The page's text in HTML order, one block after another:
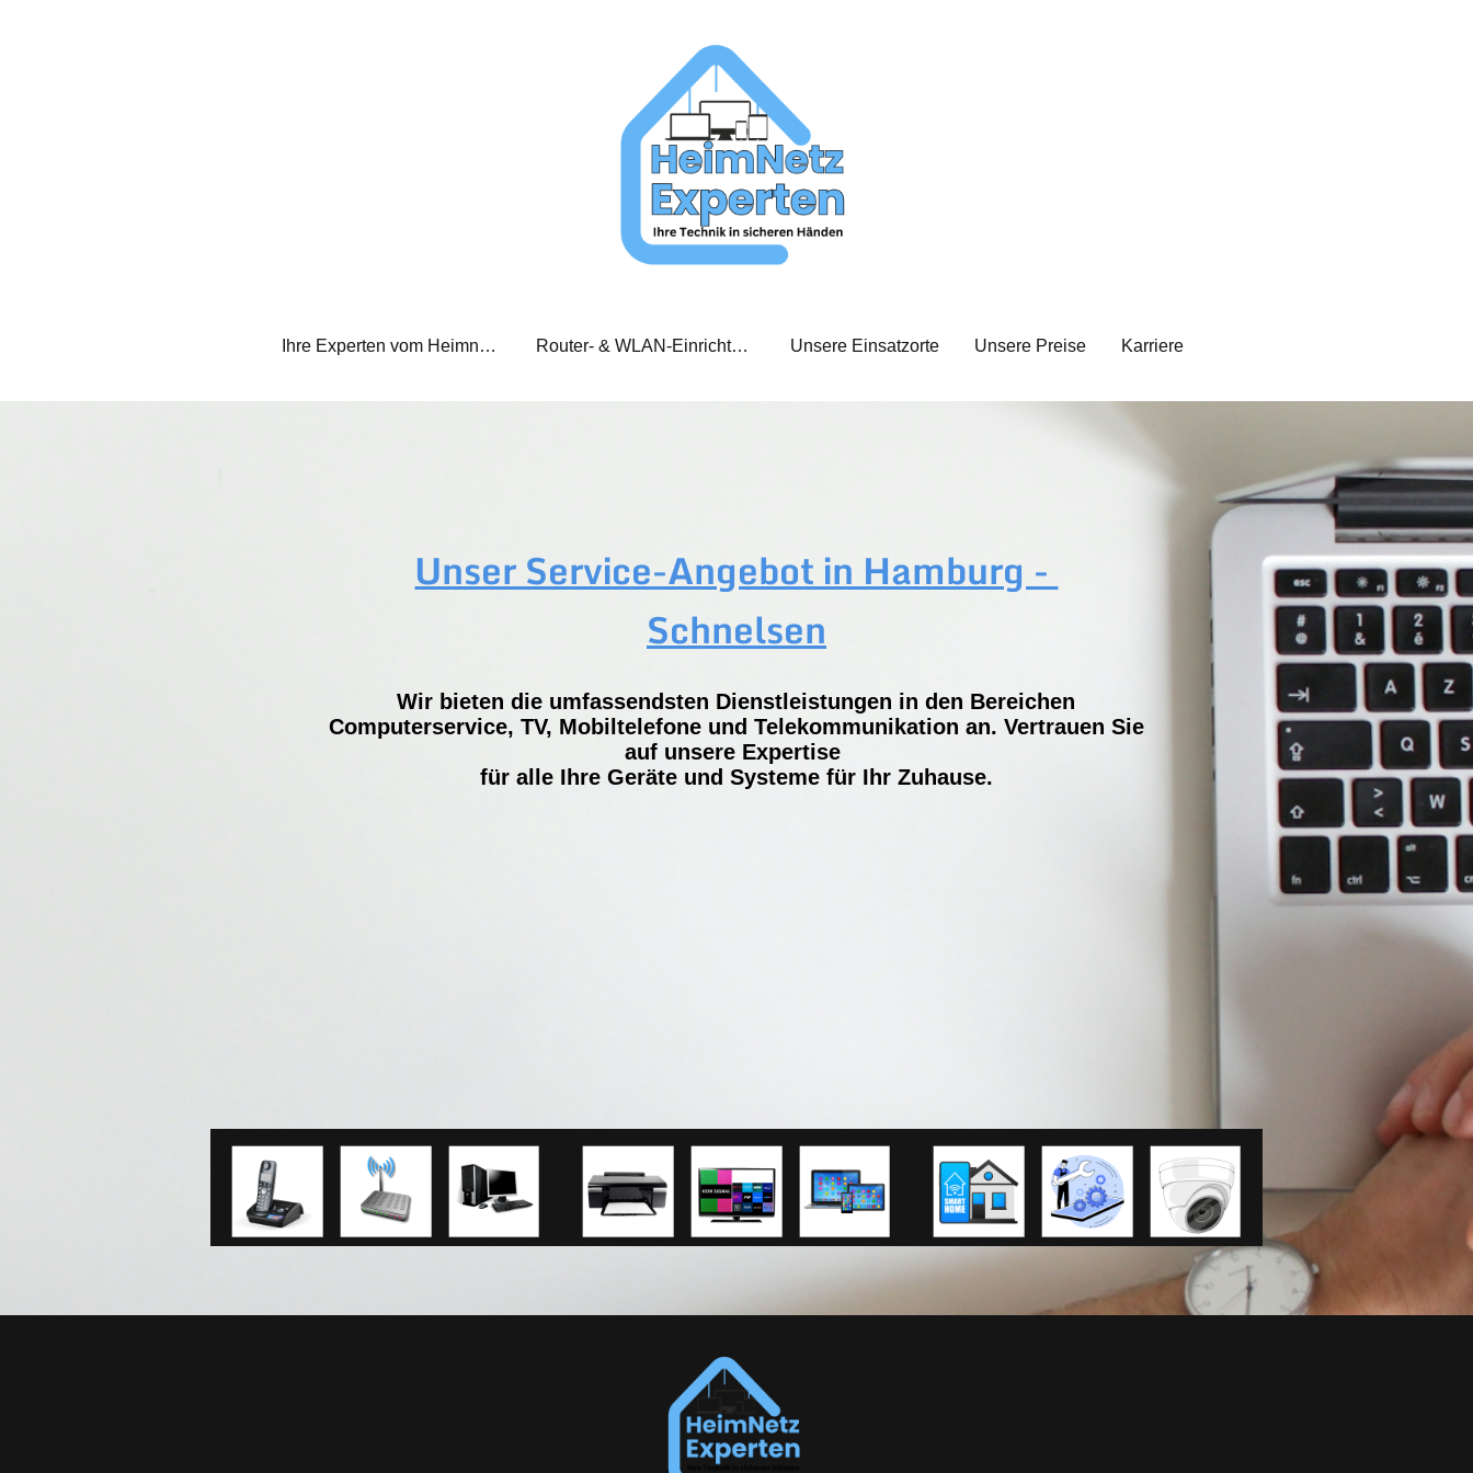
Ihre Experten vom Heimnetz Experten Team Router- & WLAN-Einrichtung Unsere Einsatzorte Unsere Preise Karriere
Unser Service-Angebot in Hamburg -
Schnelsen
Wir bieten die umfassendsten Dienstleistungen in den Bereichen
Computerservice, TV, Mobiltelefone und Telekommunikation an. Vertrauen Sie
auf unsere Expertise
für alle Ihre Geräte und Systeme für Ihr Zuhause.